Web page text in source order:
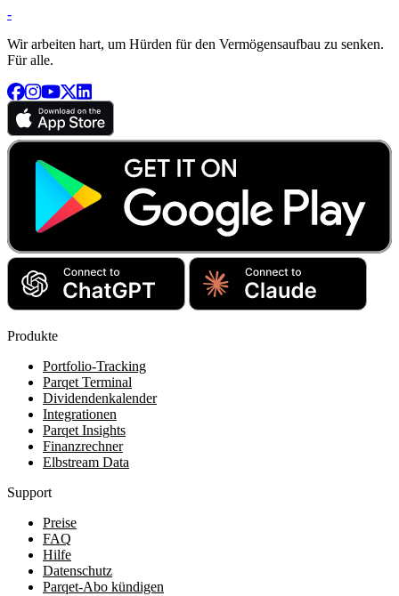
-
Wir arbeiten hart, um Hürden für den Vermögensaufbau zu senken.
Für alle.
Produkte
Portfolio-Tracking
Parqet Terminal
Dividendenkalender
Integrationen
Parqet Insights
Finanzrechner
Elbstream Data
Support
Preise
FAQ
Hilfe
Datenschutz
Parqet-Abo kündigen